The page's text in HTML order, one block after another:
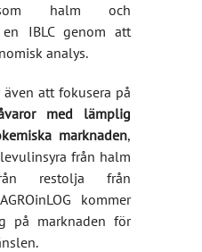
halm och
en IBLC genom att
analys.
även att fokusera på
med lämplig
marknaden,
från halm
restolja från
kommer
på marknaden för